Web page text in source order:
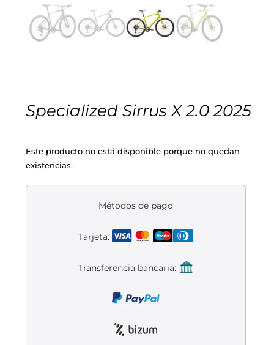
Eléctricas
Montajes a la Carta
Pedales
Ruedas
Suspensión
Transmisión
Gafas
Puños y cintas
Bombas
Portabidones
Varios accesorios
Liquidación accesorios
Mantenimiento de bicicletas
Equipaciones gr-100
Ropa
Calcetines
Outlet equipación
REBAJAS
Specialized Sirrus X 2.0 2025
Este producto no está disponible porque no quedan
existencias.
Métodos de pago
Tarjeta:
Transferencia bancaria: